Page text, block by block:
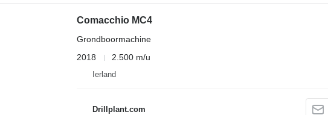
Comacchio MC4
Grondboormachine
2018
2.500 m/u
Ierland
Drillplant.com